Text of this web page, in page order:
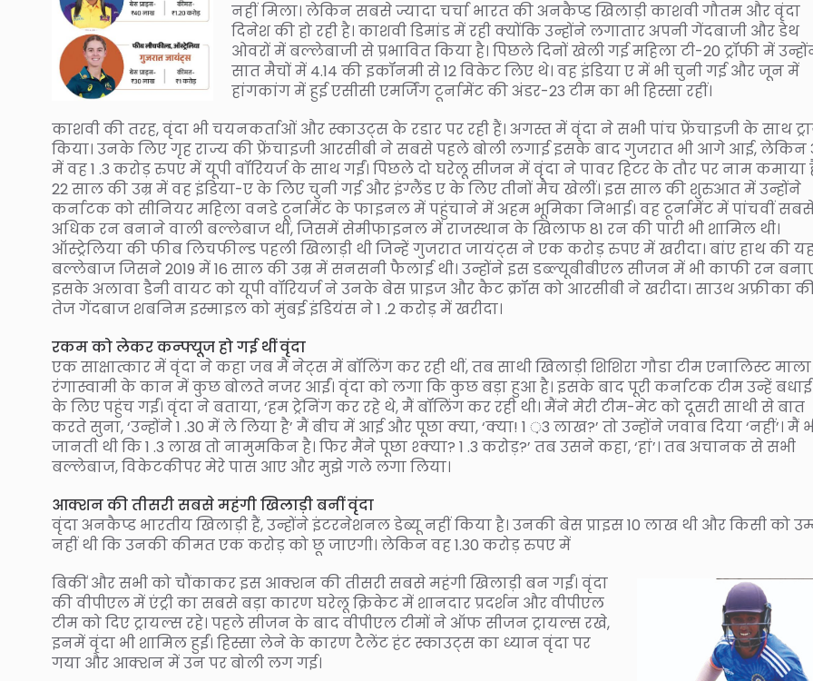
नहीं मिला। लेकिन सबसे ज्यादा चर्चा भारत की अनकैप्ड खिलाड़ी काशवी गौतम और वृंदा
दिनेश की हो रही है। काशवी डिमांड में रही क्योंकि उन्होंने लगातार अपनी गेंदबाजी और डेथ
ओवरों में बल्लेबाजी से प्रभावित किया है। पिछले दिनों खेली गई महिला टी-20 ट्रॉफी में
सात मैचों में 4.14 की इकॉनमी से 12 विकेट लिए थे। वह इंडिया ए में भी चुनी गई और जून में
हांगकांग में हुई एसीसी एमर्जिंग टूर्नामेंट की अंडर-23 टीम का भी हिस्सा रहीं।
काशवी की तरह, वृंदा भी चयनकर्ताओं और स्काउट्स के रडार पर रही हैं। अगस्त में वृंदा ने सभी पांच फ्रेंचाइजी के साथ
किया। उनके लिए गृह राज्य की फ्रेंचाइजी आरसीबी ने सबसे पहले बोली लगाई इसके बाद गुजरात भी आगे आई, लेकिन
में वह 1 .3 करोड़ रुपए में यूपी वॉरियर्ज के साथ गईं। पिछले दो घरेलू सीजन में वृंदा ने पावर हिटर के तौर पर नाम कमाया
22 साल की उम्र में वह इंडिया-ए के लिए चुनी गई और इंग्लैंड ए के लिए तीनों मैच खेलीं। इस साल की शुरुआत में उन्होंने
कर्नाटक को सीनियर महिला वनडे टूर्नामेंट के फाइनल में पहुंचाने में अहम भूमिका निभाई। वह टूर्नामेंट में पांचवीं
अधिक रन बनाने वाली बल्लेबाज थीं, जिसमें सेमीफाइनल में राजस्थान के खिलाफ 81 रन की पारी भी शामिल थी।
ऑस्ट्रेलिया की फीब लिचफील्ड पहली खिलाड़ी थी जिन्हें गुजरात जायंट्स ने एक करोड़ रुपए में खरीदा। बांए हाथ की
बल्लेबाज जिसने 2019 में 16 साल की उम्र में सनसनी फैलाई थी। उन्होंने इस डब्ल्यूबीबीएल सीजन में भी काफी रन
इसके अलावा डैनी वायट को यूपी वॉरियर्ज ने उनके बेस प्राइज और कैट क्रॉस को आरसीबी ने खरीदा। साउथ अफ्रीका
तेज गेंदबाज शबनिम इस्माइल को मुंबई इंडियंस ने 1 .2 करोड़ में खरीदा।
रकम को लेकर कन्फ्यूज हो गई थीं वृंदा
एक साक्षात्कार में वृंदा ने कहा जब मैं नेट्स में बॉलिंग कर रही थीं, तब साथी खिलाड़ी शिशिरा गौडा टीम एनालिस्ट माला
रंगास्वामी के कान में कुछ बोलते नजर आईं। वृंदा को लगा कि कुछ बड़ा हुआ है। इसके बाद पूरी कर्नाटक टीम उन्हें
के लिए पहुंच गईं। वृंदा ने बताया, ‘हम ट्रेनिंग कर रहे थे, मैं बॉलिंग कर रही थी। मैंने मेरी टीम-मेट को दूसरी साथी से बात
करते सुना, ‘उन्होंने 1 .30 में ले लिया है’ मैं बीच में आई और पूछा क्या, ‘क्या! 1 ़3 लाख?’ तो उन्होंने जवाब दिया ‘नहीं’। मैं
जानती थी कि 1 .3 लाख तो नामुमकिन है। फिर मैंने पूछा श्क्या? 1 .3 करोड़?’ तब उसने कहा, ‘हां’। तब अचानक से सभी
बल्लेबाज, विकेटकीपर मेरे पास आए और मुझे गले लगा लिया।
आक्शन की तीसरी सबसे महंगी खिलाड़ी बनीं वृंदा
वृंदा अनकैप्ड भारतीय खिलाड़ी हैं, उन्होंने इंटरनेशनल डेब्यू नहीं किया है। उनकी बेस प्राइस 10 लाख थी और किसी को
नहीं थी कि उनकी कीमत एक करोड़ को छू जाएगी। लेकिन वह 1.30 करोड़ रुपए में
बिकीं और सभी को चौंकाकर इस आक्शन की तीसरी सबसे महंगी खिलाड़ी बन गईं। वृंदा
की वीपीएल में एंट्री का सबसे बड़ा कारण घरेलू क्रिकेट में शानदार प्रदर्शन और वीपीएल
टीम को दिए ट्रायल्स रहे। पहले सीजन के बाद वीपीएल टीमों ने ऑफ सीजन ट्रायल्स रखे,
इनमें वृंदा भी शामिल हुईं। हिस्सा लेने के कारण टैलेंट हंट स्काउट्स का ध्यान वृंदा पर
गया और आक्शन में उन पर बोली लग गई।